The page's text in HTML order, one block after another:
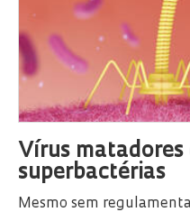
Vírus matadores
superbactérias
Mesmo sem